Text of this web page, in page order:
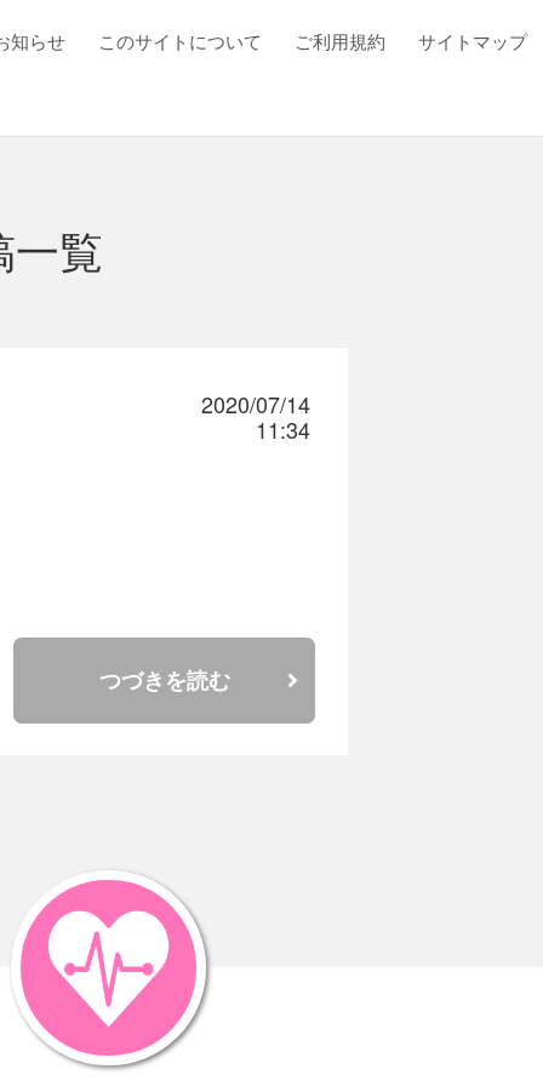
知らせ このサイトについて ご利用規約 サイトマップ
覧
2020/07/14
11:34
つづきを読む